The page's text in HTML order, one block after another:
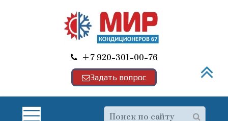
+7 920-301-00-76
Задать вопрос